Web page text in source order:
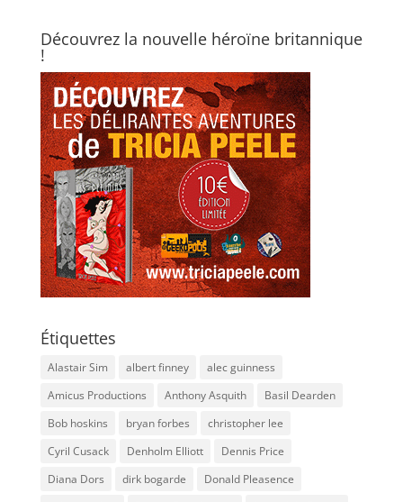
Découvrez la nouvelle héroïne britannique
!
Étiquettes
Alastair Sim albert finney
alec guinness
Amicus Productions
Anthony Asquith
Basil Dearden
Bob hoskins
bryan forbes
christopher lee
Cyril Cusack
Denholm Elliott
Dennis Price
Diana Dors
dirk bogarde
Donald Pleasence